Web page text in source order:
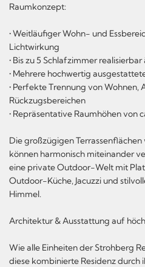
Raumkonzept:
• Weitläufiger Wohn- und
Lichtwirkung
• Bis zu 5 Schlafzimmer realisierbar
• Mehrere hochwertig
• Perfekte Trennung von Wohnen,
Rückzugsbereichen
• Repräsentative Raumhöhen von
Die großzügigen Terrassenflächen
können harmonisch miteinander
eine private Outdoor-Welt mit
Outdoor-Küche, Jacuzzi und
Himmel.
Architektur & Ausstattung auf
Wie alle Einheiten der Strohberg
diese kombinierte Residenz durch